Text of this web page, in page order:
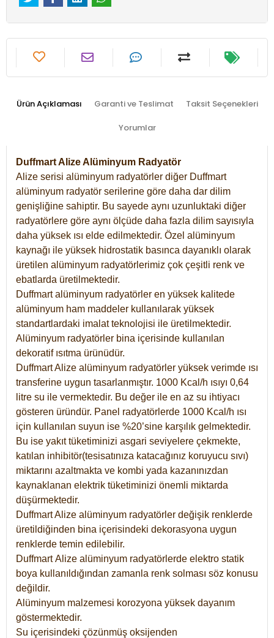
Ürün Açıklaması Garanti ve Teslimat Taksit Seçenekleri
Yorumlar
Duffmart Alize Alüminyum Radyatör
Alize serisi alüminyum radyatörler diğer Duffmart
alüminyum radyatör serilerine göre daha dar dilim
genişliğine sahiptir. Bu sayede aynı uzunluktaki diğer
radyatörlere göre aynı ölçüde daha fazla dilim sayısıyla
daha yüksek ısı elde edilmektedir. Özel alüminyum
kaynağı ile yüksek hidrostatik basınca dayanıklı olarak
üretilen alüminyum radyatörlerimiz çok çeşitli renk ve
ebatlarda üretilmektedir.
Duffmart alüminyum radyatörler en yüksek kalitede
alüminyum ham maddeler kullanılarak yüksek
standartlardaki imalat teknolojisi ile üretilmektedir.
Alüminyum radyatörler bina içerisinde kullanılan
dekoratif ısıtma ürünüdür.
Duffmart Alize alüminyum radyatörler yüksek verimde ısı
transferine uygun tasarlanmıştır. 1000 Kcal/h ısıyı 0,64
litre su ile vermektedir. Bu değer ile en az su ihtiyacı
gösteren üründür. Panel radyatörlerde 1000 Kcal/h ısı
için kullanılan suyun ise %20’sine karşılık gelmektedir.
Bu ise yakıt tüketiminizi asgari seviyelere çekmekte,
katılan inhibitör(tesisatınıza katacağınız koruyucu sıvı)
miktarını azaltmakta ve kombi yada kazanınızdan
kaynaklanan elektrik tüketiminizi önemli miktarda
düşürmektedir.
Duffmart Alize alüminyum radyatörler değişik renklerde
üretildiğinden bina içerisindeki dekorasyona uygun
renklerde temin edilebilir.
DuffmartAlize alüminyum radyatörlerde elektro statik
boya kullanıldığından zamanla renk solması söz konusu
değildir.
Alüminyum malzemesi korozyona yüksek dayanım
göstermektedir.
Su içerisindeki çözünmüş oksijenden